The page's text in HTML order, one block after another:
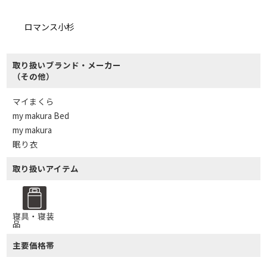
ロマンス小杉
取り扱いブランド・メーカー
（その他）
マイまくら
my makura Bed
my makura
眠り衣
取り扱いアイテム
寝具・寝装
品
主要価格帯